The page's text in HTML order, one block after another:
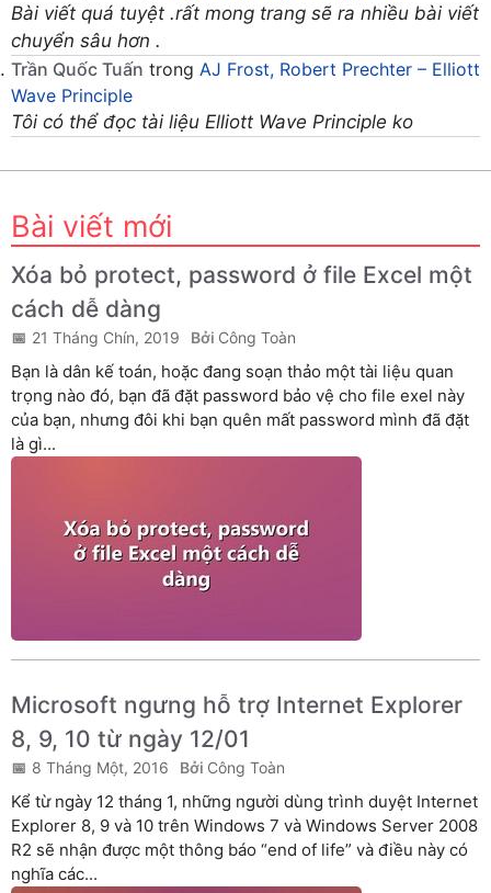
Bài viết quá tuyệt .rất mong trang sẽ ra nhiều bài viết
chuyển sâu hơn .
Trần Quốc Tuấn trong AJ Frost, Robert Prechter – Elliott
Wave Principle
Tôi có thể đọc tài liệu Elliott Wave Principle ko
Bài viết mới
Xóa bỏ protect, password ở file Excel một
cách dễ dàng
21 Tháng Chín, 2019 Công Toàn
Bạn là dân kế toán, hoặc đang soạn thảo một tài liệu quan
trọng nào đó, bạn đã đặt password bảo vệ cho file exel này
của bạn, nhưng đôi khi bạn quên mất password mình đã đặt
là gì...
Microsoft ngưng hỗ trợ Internet Explorer
8, 9, 10 từ ngày 12/01
8 Tháng Một, 2016 Công Toàn
Kể từ ngày 12 tháng 1, những người dùng trình duyệt Internet
Explorer 8, 9 và 10 trên Windows 7 và Windows Server 2008
R2 sẽ nhận được một thông báo “end of life” và điều này có
nghĩa các...